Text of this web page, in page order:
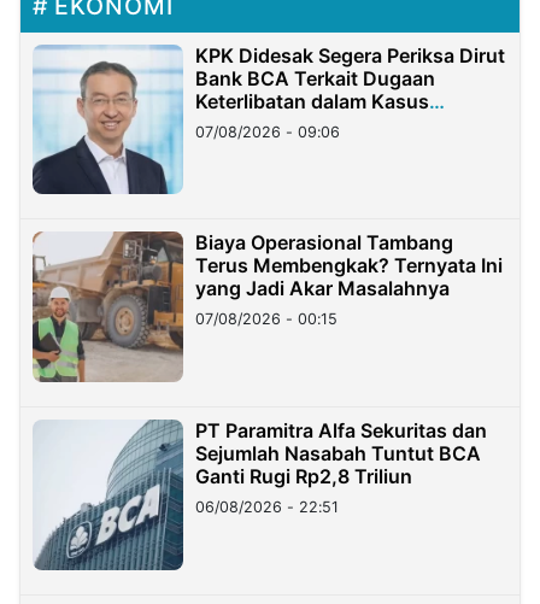
KPK Didesak Segera Periksa Dirut
Bank BCA Terkait Dugaan
Keterlibatan dalam Kasus
Hilangnya Dana Nasabah Rp2,58
Miliar
07/08/2026 - 09:06
Biaya Operasional Tambang
Terus Membengkak? Ternyata Ini
yang Jadi Akar Masalahnya
07/08/2026 - 00:15
PT Paramitra Alfa Sekuritas dan
Sejumlah Nasabah Tuntut BCA
Ganti Rugi Rp2,8 Triliun
06/08/2026 - 22:51